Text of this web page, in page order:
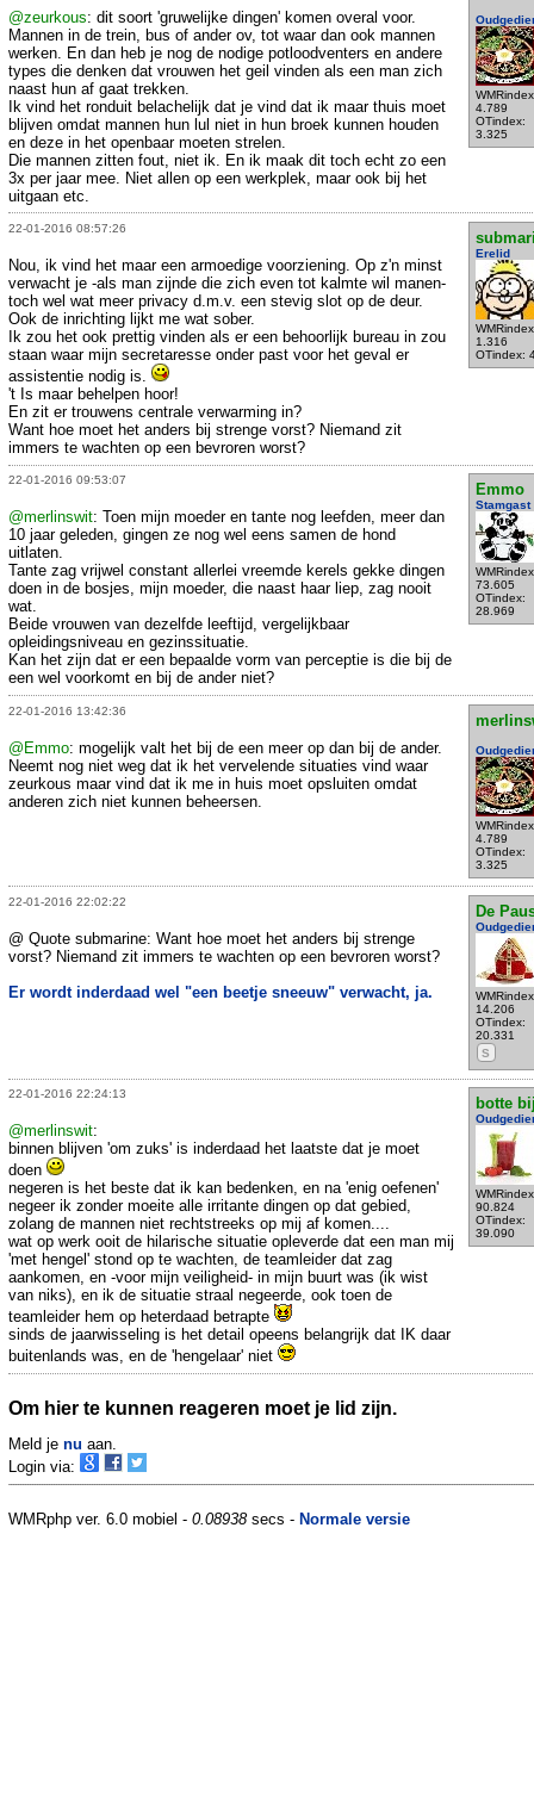
4.789
OTindex:
3.325
@zeurkous: dit soort 'gruwelijke dingen' komen overal voor.
Mannen in de trein, bus of ander ov, tot waar dan ook mannen
werken. En dan heb je nog de nodige potloodventers en andere
types die denken dat vrouwen het geil vinden als een man zich
naast hun af gaat trekken.
Ik vind het ronduit belachelijk dat je vind dat ik maar thuis moet
blijven omdat mannen hun lul niet in hun broek kunnen houden
en deze in het openbaar moeten strelen.
Die mannen zitten fout, niet ik. En ik maak dit toch echt zo een
3x per jaar mee. Niet allen op een werkplek, maar ook bij het
uitgaan etc.
22-01-2016 08:57:26
Erelid
1.316
OTindex:
Nou, ik vind het maar een armoedige voorziening. Op z'n minst
verwacht je -als man zijnde die zich even tot kalmte wil manen-
toch wel wat meer privacy d.m.v. een stevig slot op de deur.
Ook de inrichting lijkt me wat sober.
Ik zou het ook prettig vinden als er een behoorlijk bureau in zou
staan waar mijn secretaresse onder past voor het geval er
assistentie nodig is.
't Is maar behelpen hoor!
En zit er trouwens centrale verwarming in?
Want hoe moet het anders bij strenge vorst? Niemand zit
immers te wachten op een bevroren worst?
22-01-2016 09:53:07
Emmo
Stamgast
73.605
OTindex:
28.969
@merlinswit: Toen mijn moeder en tante nog leefden, meer dan
10 jaar geleden, gingen ze nog wel eens samen de hond
uitlaten.
Tante zag vrijwel constant allerlei vreemde kerels gekke dingen
doen in de bosjes, mijn moeder, die naast haar liep, zag nooit
wat.
Beide vrouwen van dezelfde leeftijd, vergelijkbaar
opleidingsniveau en gezinssituatie.
Kan het zijn dat er een bepaalde vorm van perceptie is die bij de
een wel voorkomt en bij de ander niet?
22-01-2016 13:42:36
4.789
OTindex:
3.325
@Emmo: mogelijk valt het bij de een meer op dan bij de ander.
Neemt nog niet weg dat ik het vervelende situaties vind waar
zeurkous maar vind dat ik me in huis moet opsluiten omdat
anderen zich niet kunnen beheersen.
22-01-2016 22:02:22
De
14.206
OTindex:
20.331
S
@ Quote submarine: Want hoe moet het anders bij strenge
vorst? Niemand zit immers te wachten op een bevroren worst?
Er wordt inderdaad wel "een beetje sneeuw" verwacht, ja.
22-01-2016 22:24:13
botte
90.824
OTindex:
39.090
@merlinswit:
binnen blijven 'om zuks' is inderdaad het laatste dat je moet
doen
negeren is het beste dat ik kan bedenken, en na 'enig oefenen'
negeer ik zonder moeite alle irritante dingen op dat gebied,
zolang de mannen niet rechtstreeks op mij af komen....
wat op werk ooit de hilarische situatie opleverde dat een man mij
'met hengel' stond op te wachten, de teamleider dat zag
aankomen, en -voor mijn veiligheid- in mijn buurt was (ik wist
van niks), en ik de situatie straal negeerde, ook toen de
teamleider hem op heterdaad betrapte
sinds de jaarwisseling is het detail opeens belangrijk dat IK daar
buitenlands was, en de 'hengelaar' niet
Om hier te kunnen reageren moet je lid zijn.
Meld je nu aan.
Login via:
WMRphp ver. 6.0 mobiel - 0.08938secs - Normale versie